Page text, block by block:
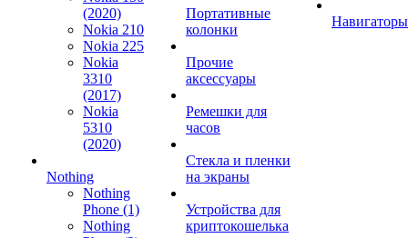
(2020)
Nokia 210
Nokia 225
Nokia
3310
(2017)
Nokia
5310
(2020)
Nothing
Nothing
Phone (1)
Nothing
Портативные
колонки
Прочие
аксессуары
Ремешки для
часов
Стекла и пленки
на экраны
Устройства для
криптокошелька
Навигаторы